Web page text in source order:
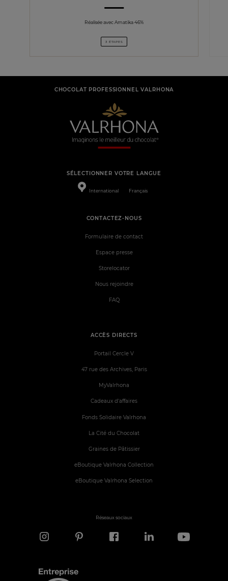
Réalisée avec Amatika 46%
3 ÉTAPES
CHOCOLAT PROFESSIONNEL VALRHONA
SÉLECTIONNER VOTRE LANGUE
International Français
ACCÈS DIRECTS
Portail Cercle V
47 rue des Archives, Paris
MyValrhona
Cadeaux d'affaires
Fonds Solidaire Valrhona
La Cité du Chocolat
Graines de Pâtissier
eBoutique Valrhona Collection
eBoutique Valrhona Selection
CONTACTEZ-NOUS
Formulaire de contact
Espace presse
Storelocator
Nous rejoindre
FAQ
Réseaux sociaux